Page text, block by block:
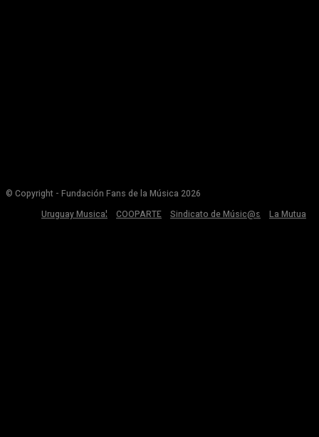
© Copyright - Fundación Fans de la Música 2026
Uruguay Musical
COOPARTE Sindicato de Músic@s La Mutua